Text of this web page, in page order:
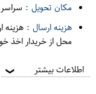
مکان تحویل :
هزینه ارسال : هزینه
محل از خریدار اخذ
اطلاعات بیشتر ❯